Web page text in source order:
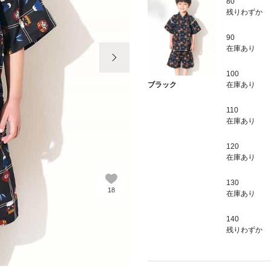
18
ブラック
残りわずか
90
在庫あり
100
在庫あり
110
在庫あり
120
在庫あり
130
在庫あり
140
残りわずか